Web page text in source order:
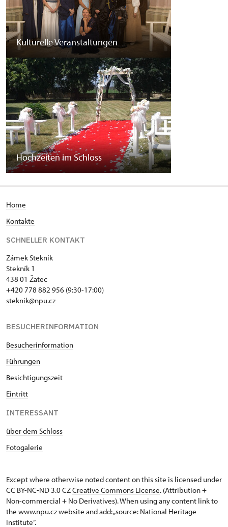
Kulturelle Veranstaltungen
Hochzeiten im Schloss
Home
Kontakte
SCHNELLER KONTAKT
Zámek Stekník
Stekník 1
438 01 Žatec
+420 778 882 956 (9:30-17:00)
steknik@npu.cz
BESUCHERINFORMATION
Besucherinformation
Führungen
Besichtigungszeit
Eintritt
INTERESSANT
über dem Schloss
Fotogalerie
Except where otherwise noted content on this site is licensed under
CC BY-NC-ND 3.0 CZCreative Commons License. (Attribution +
Non-commercial + No Derivatives). When using any content link to
the www.npu.cz website and add: „source: National Heritage
Institute“.